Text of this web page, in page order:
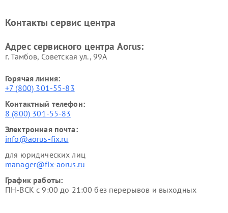
Контакты сервис центра
Адрес сервисного центра Aorus:
г. Тамбов, Советская ул., 99А
Горячая линия:
+7 (800) 301-55-83
Контактный телефон:
8 (800) 301-55-83
Электронная почта:
info@aorus-fix.ru
для юридических лиц
manager@fix-aorus.ru
График работы:
ПН-ВСК с 9:00 до 21:00 без перерывов и выходных